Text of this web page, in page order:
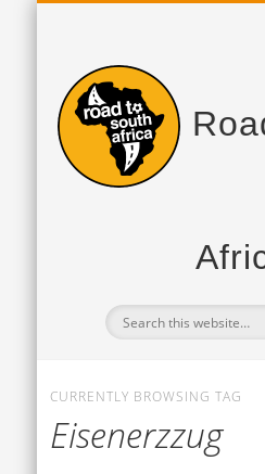
CURRENTLY BROWSING TAG
Eisenerzzug